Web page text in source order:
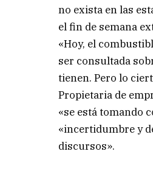
no exista en las
el fin de semana
«Hoy, el
ser consultada
tienen. Pero lo
Propietaria de
«se está tomando
«incertidumbre y
discursos».